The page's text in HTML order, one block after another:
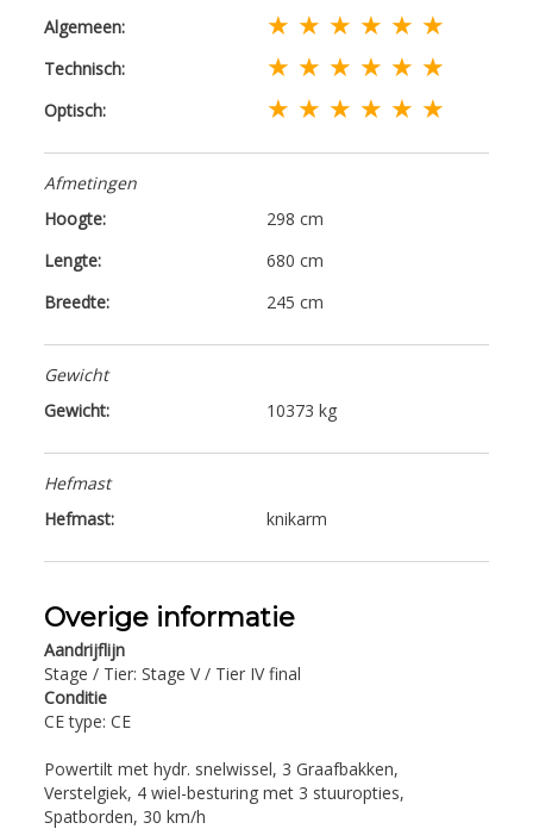
Algemeen:
★ ★ ★ ★ ★ ★
Technisch: ★ ★ ★ ★ ★ ★
Optisch: ★ ★ ★ ★ ★ ★
Afmetingen
Hoogte:
298 cm
Lengte:
680 cm
Breedte:
245 cm
Gewicht
Gewicht:
10373 kg
Hefmast
Hefmast:
knikarm
Overige informatie
Aandrijflijn
Stage / Tier: Stage V / Tier IV final
Conditie
CE type: CE
Powertilt met hydr. snelwissel, 3 Graafbakken,
Verstelgiek, 4 wiel-besturing met 3 stuuropties,
Spatborden, 30 km/h